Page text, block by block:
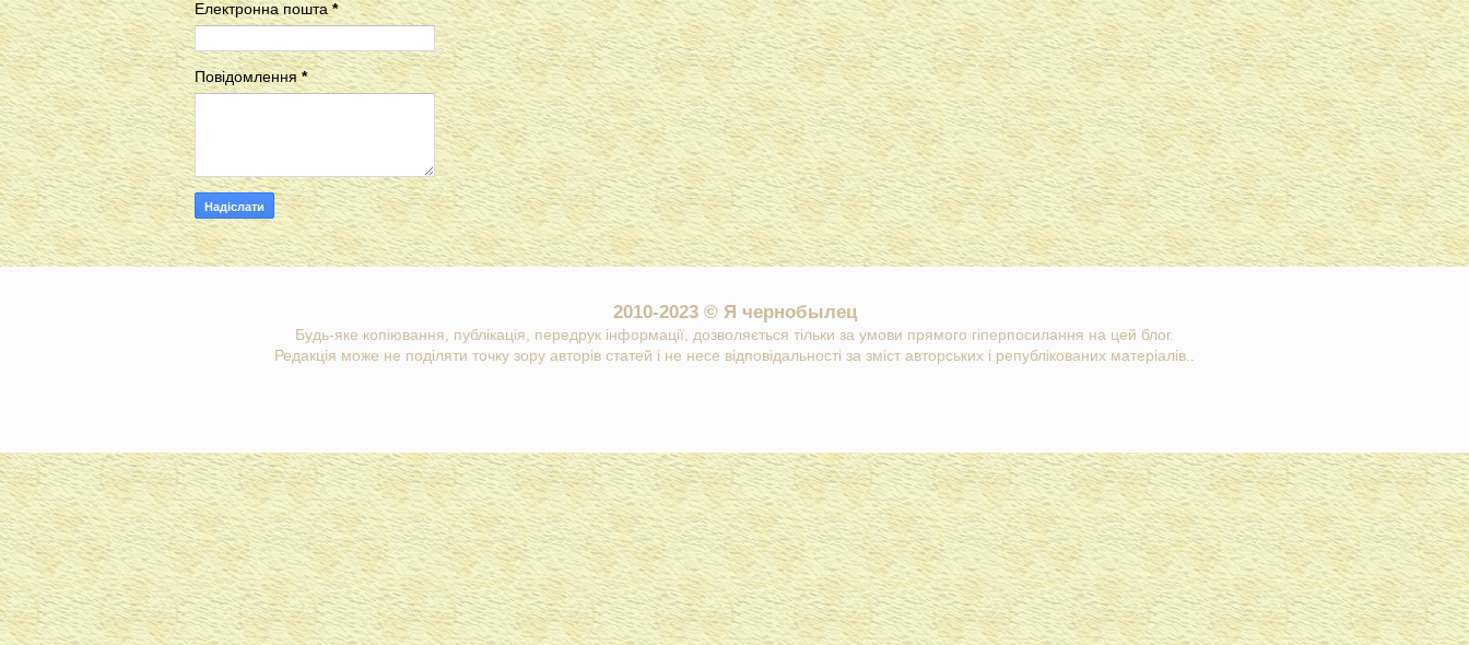
Електронна пошта*
Повідомлення *
2010-2023 © Я чернобылец
Будь-яке копіювання, публікація, передрук інформації, дозволяється тільки за умови прямого гіперпосилання на цей блог.
Редакція може не поділяти точку зору авторів статей і не несе відповідальності за зміст авторських і републікованих матеріалів..